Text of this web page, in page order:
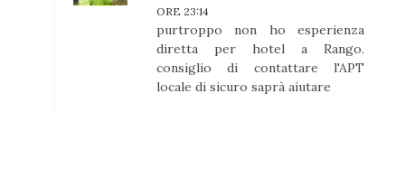
ORE 23:14
purtroppo non ho esperienza
diretta per hotel a Rango.
consiglio di contattare l'APT
locale di sicuro saprà aiutare